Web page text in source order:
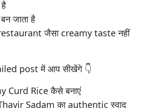
जाता है
जैसा creamy taste नहीं
post में आप सीखेंगे 👇
Curd Rice कैसे बनाएं
Sadam का authentic स्वाद